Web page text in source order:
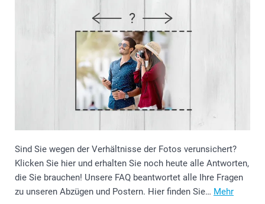
Sind Sie wegen der Verhältnisse der Fotos verunsichert?
Klicken Sie hier und erhalten Sie noch heute alle Antworten,
die Sie brauchen! Unsere FAQ beantwortet alle Ihre Fragen
zu unseren Abzügen und Postern. Hier finden Sie… Mehr